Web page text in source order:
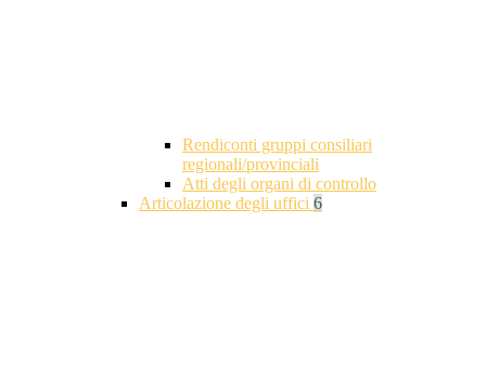
Rendiconti gruppi consiliari
regionali/provinciali
Atti degli organi di controllo
Articolazione degli uffici 6